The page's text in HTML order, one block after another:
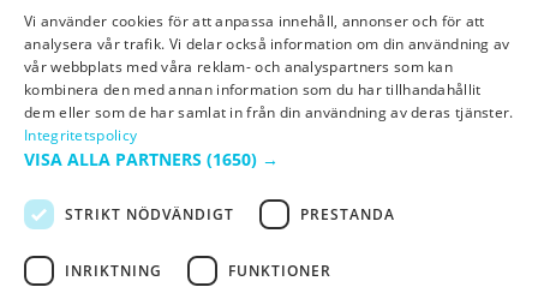
Ge mig rabatter!
Vi använder cookies för att anpassa innehåll, annonser och för att
analysera vår trafik. Vi delar också information om din användning av
vår webbplats med våra reklam- och analyspartners som kan
kombinera den med annan information som du har tillhandahållit
dem eller som de har samlat in från din användning av deras tjänster.
Integritetspolicy
VISA ALLA PARTNERS (1650) →
STRIKT NÖDVÄNDIGT PRESTANDA
INRIKTNING FUNKTIONER